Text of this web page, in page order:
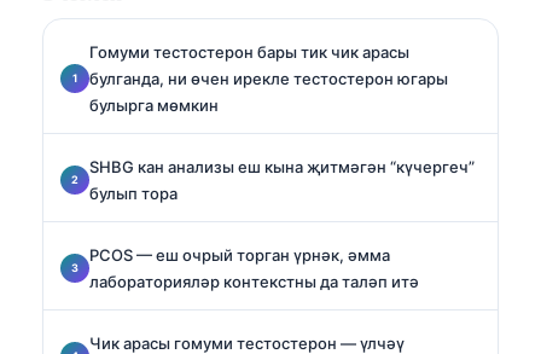
Гомуми тестостерон бары тик чик арасы
булганда, ни өчен ирекле тестостерон югары
булырга мөмкин
SHBG кан анализы еш кына җитмәгән “күчергеч”
булып тора
PCOS — еш очрый торган үрнәк, әмма
лабораторияләр контекстны да таләп итә
Чик арасы гомуми тестостерон — үлчәү